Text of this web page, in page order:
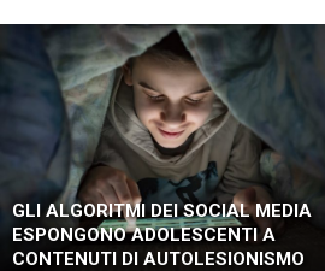
GLI ALGORITMI DEI SOCIAL MEDIA
ESPONGONO ADOLESCENTI A
CONTENUTI DI AUTOLESIONISMO